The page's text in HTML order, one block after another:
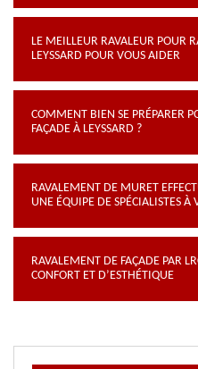
LE MEILLEUR RAVALEUR POUR
LEYSSARD POUR VOUS AIDER
COMMENT BIEN SE PRÉPARER
FAÇADE À LEYSSARD ?
RAVALEMENT DE MURET
UNE ÉQUIPE DE SPÉCIALISTES À
RAVALEMENT DE FAÇADE PAR
CONFORT ET D’ESTHÉTIQUE